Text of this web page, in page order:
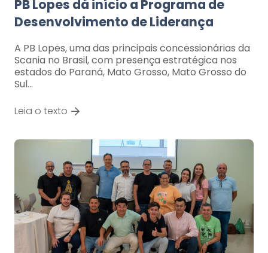
PB Lopes dá início a Programa de
Desenvolvimento de Liderança
A PB Lopes, uma das principais concessionárias da
Scania no Brasil, com presença estratégica nos
estados do Paraná, Mato Grosso, Mato Grosso do
Sul…
Leia o texto